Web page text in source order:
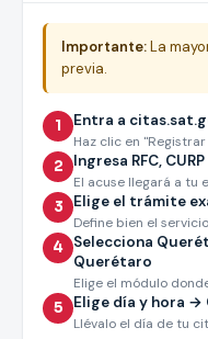
Importante:La
previa.
1 Entra a
Haz clic en
2 Ingresa RFC,
El acuse llegará a tu
3 Elige el trámite
Define bien el
4 Selecciona
Querétaro
Elige el módulo
5 Elige día y hora →
Llévalo el día de tu